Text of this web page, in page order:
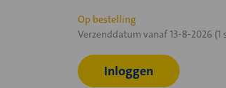
Huidige
voorraad:
Op bestelling
Verzenddatum vanaf 13-8-2026 (1
Inloggen